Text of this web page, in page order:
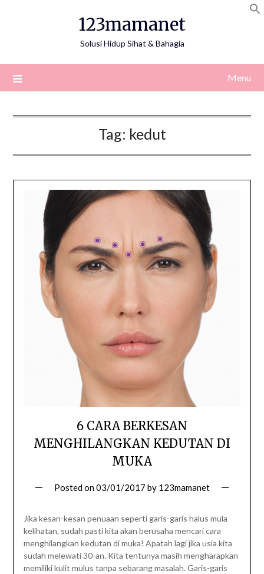
123mamanet
Solusi Hidup Sihat & Bahagia
Menu
Tag: kedut
6 CARA BERKESAN
MENGHILANGKAN KEDUTAN DI
MUKA
Posted on03/01/2017 by 123mamanet
Jika kesan-kesan penuaan seperti garis-garis halus mula
kelihatan, sudah pasti kita akan berusaha mencari cara
menghilangkan kedutan di muka! Apatah lagi jika usia kita
sudah melewati 30-an. Kita tentunya masih mengharapkan
memiliki kulit mulus tanpa sebarang masalah. Garis-garis